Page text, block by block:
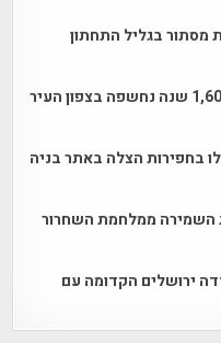
בגליל התחתון
שרידי אחוזה שומרונית מפוארת בת 1,600 שנה נחשפה בצפון העיר
4,000 שנה התגלו בחפירות הצלה באתר בניה
השמירה ממלחמת השחרור
ירושלים הקדומה עם